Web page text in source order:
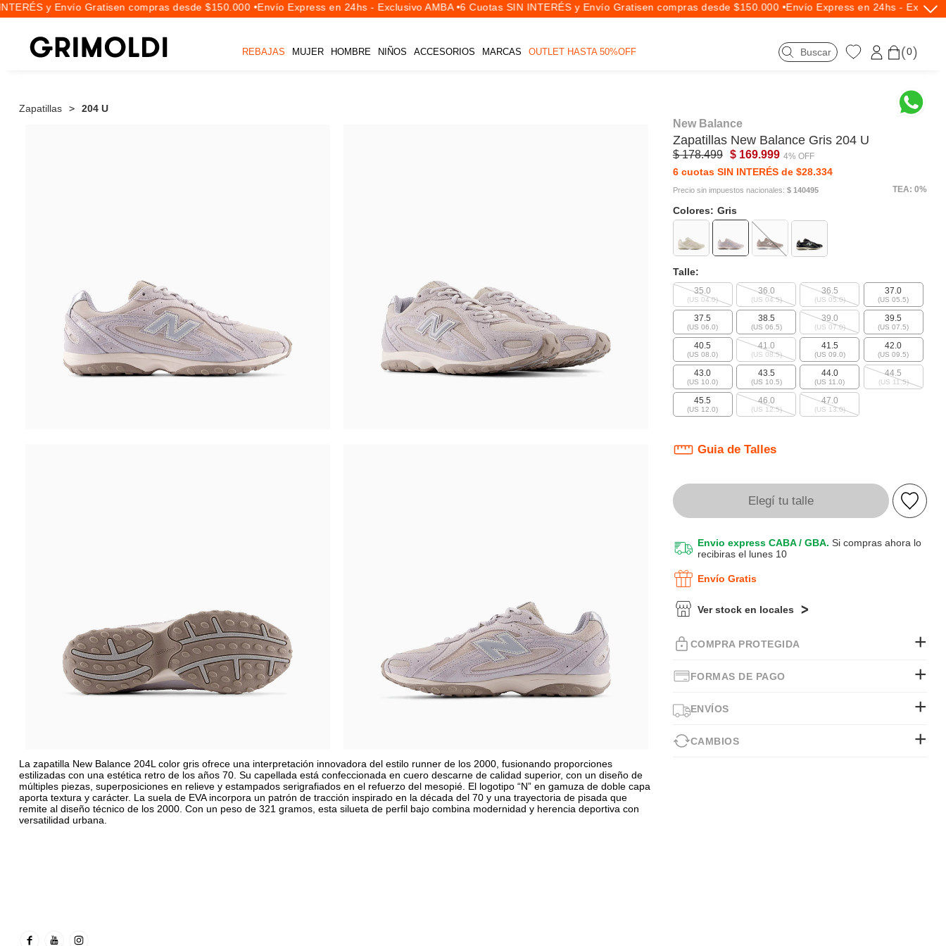
REBAJAS MUJER HOMBRE NIÑOS ACCESORIOS MARCAS OUTLET HASTA 50%OFF
y Envío Gratisen compras desde $150.000 •Envío Express en 24hs - Exclusivo AMBA •6 Cuotas SIN INTERÉS y Envío Gratisen compras desde $150.000 •Envío Express en 24hs - Exclusivo
0
Zapatillas 204 U
La zapatilla New Balance 204L color gris ofrece una interpretación innovadora del estilo runner de los 2000, fusionando proporciones
estilizadas con una estética retro de los años 70. Su capellada está confeccionada en cuero descarne de calidad superior, con un diseño de
múltiples piezas, superposiciones en relieve y estampados serigrafiados en el refuerzo del mesopié. El logotipo “N” en gamuza de doble capa
aporta textura y carácter. La suela de EVA incorpora un patrón de tracción inspirado en la década del 70 y una trayectoria de pisada que
remite al diseño técnico de los 2000. Con un peso de 321 gramos, esta silueta de perfil bajo combina modernidad y herencia deportiva con
versatilidad urbana.
New Balance
Zapatillas New Balance Gris 204 U
$ 178.499 $ 169.999 4% OFF
6 cuotas SIN INTERÉS de $28.334
Precio sin impuestos nacionales: $ 140495 TEA: 0%
Colores: Gris
Talle:
35.0
(US 04.0)
36.0
(US 04.5)
36.5
(US 05.0)
37.0
(US 05.5)
37.5
(US 06.0)
38.5
(US 06.5)
39.0
(US 07.0)
39.5
(US 07.5)
40.5
(US 08.0)
41.0
(US 08.5)
41.5
(US 09.0)
42.0
(US 09.5)
43.0
(US 10.0)
43.5
(US 10.5)
44.0
(US 11.0)
44.5
(US 11.5)
45.5
(US 12.0)
46.0
(US 12.5)
47.0
(US 13.0)
Guia de Talles
Elegí tu talle
Envio express CABA / GBA. Si compras ahora lo
recibiras el lunes 10
Envío Gratis
Ver stock en locales
COMPRA PROTEGIDA
FORMAS DE PAGO
ENVÍOS
CAMBIOS